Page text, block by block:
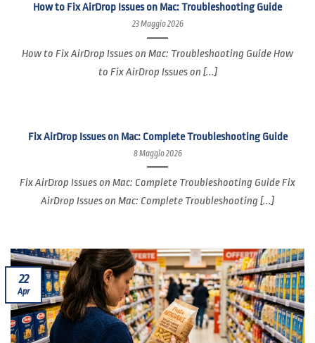
How to Fix AirDrop Issues on Mac: Troubleshooting Guide
23 Maggio 2026
How to Fix AirDrop Issues on Mac: Troubleshooting Guide How
to Fix AirDrop Issues on [...]
Fix AirDrop Issues on Mac: Complete Troubleshooting Guide
8 Maggio 2026
Fix AirDrop Issues on Mac: Complete Troubleshooting Guide Fix
AirDrop Issues on Mac: Complete Troubleshooting [...]
22
Apr